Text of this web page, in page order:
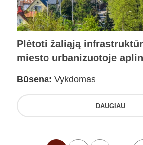
Plėtoti žaliąją
miesto urbanizuotoje
Būsena: Vykdomas
DAUGIAU